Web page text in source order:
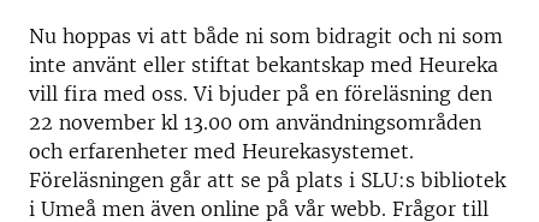
Nu hoppas vi att både ni som bidragit och ni som
inte använt eller stiftat bekantskap med Heureka
vill fira med oss. Vi bjuder på en föreläsning den
22 november kl 13.00 om användningsområden
och erfarenheter med Heurekasystemet.
Föreläsningen går att se på plats i SLU:s bibliotek
i Umeå men även online på vår webb. Frågor till